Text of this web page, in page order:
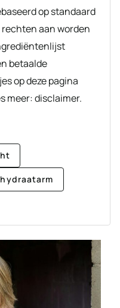
aan worden
betaalde
op deze pagina
meer: disclaimer.